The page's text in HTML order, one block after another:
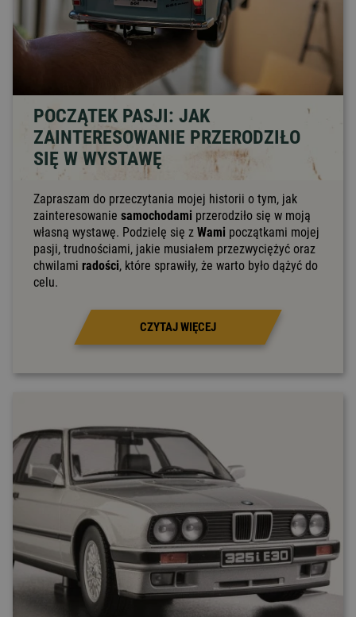
POCZĄTEK PASJI: JAK
ZAINTERESOWANIE PRZERODZIŁO
SIĘ W WYSTAWĘ
Zapraszam do przeczytania mojej historii o tym, jak
zainteresowanie samochodami przerodziło się w moją
własną wystawę. Podzielę się z Wami początkami mojej
pasji, trudnościami, jakie musiałem przezwyciężyć oraz
chwilami radości, które sprawiły, że warto było dążyć do
celu.
CZYTAJ WIĘCEJ